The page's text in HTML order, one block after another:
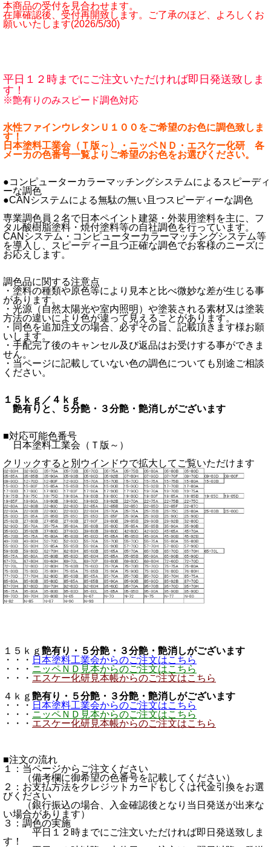
本商品の受付を見合わせます。
在庫確認後、受付再開致します。ご了承のほど、よろしくお
願いいたします(2026/5/30)
平日１２時までにご注文いただければ即日発送致しま
す！
※艶有りのみスピード調色対応
水性ファインウレタンＵ１００をご希望のお色に調色致しま
す！
日本塗料工業会（Ｔ版～）・ニッペＮＤ・エスケー化研 各
メーカの色番号一覧よりご希望のお色をお選びください。
●コンピューターカラーマッチングシステムによるスピーディ
ーな調色
●CANシステムによる無駄の無い且つスピーディーな調色
専業調色員２名で日本ペイント建築・外装用塗料を主に、フ
タル酸樹脂塗料・焼付塗料等の自社調色を行っています。
CANシステム・コンピューターカラーマッチングシステム等
を導入し、スピーディー且つ正確な調色でお客様のニーズに
お応えします。
調色品に関する注意点
・塗料の種類や原色等により見本と比べ微妙な差が生じる事
があります。
・光源（自然太陽光や室内照明）や塗装される素材又は塗装
方法の違いにより色が違って見えることがあります。
・同色を追加注文の場合、必ずその旨、記載頂きます様お願
いします。
・手配完了後のキャンセル及び返品はお受けする事ができま
せん。
・当ページに記載していない色の調色についても別途ご相談
ください。
１５ｋｇ／４ｋｇ
艶有りと、５分艶・３分艶・艶消しがございます
■対応可能色番号
日本塗料工業会（Ｔ版～）
クリックすると別ウインドウで拡大してご覧いただけます
１５ｋｇ 艶有り・５分艶・３分艶・艶消しがございます
・・・ 日本塗料工業会からのご注文はこちら
・・・ ニッペＮＤ見本からのご注文はこちら
・・・ エスケー化研見本帳からのご注文はこちら
４ｋｇ 艶有り・５分艶・３分艶・艶消しがございます
・・・ 日本塗料工業会からのご注文はこちら
・・・ ニッペＮＤ見本からのご注文はこちら
・・・ エスケー化研見本帳からのご注文はこちら
■注文の流れ
１：当ページからご注文ください
（備考欄に御希望の色番号を記載してください）
２：お支払方法をクレジットカードもしくは代金引換をお選
びください
（銀行振込の場合、入金確認後となり当日発送が出来な
い場合があります）
３：調色の実施
平日１２時までにご注文いただければ即日発送致しま
す！